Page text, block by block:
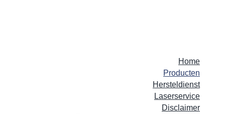
Home
Producten
Hersteldienst
Laserservice
Disclaimer